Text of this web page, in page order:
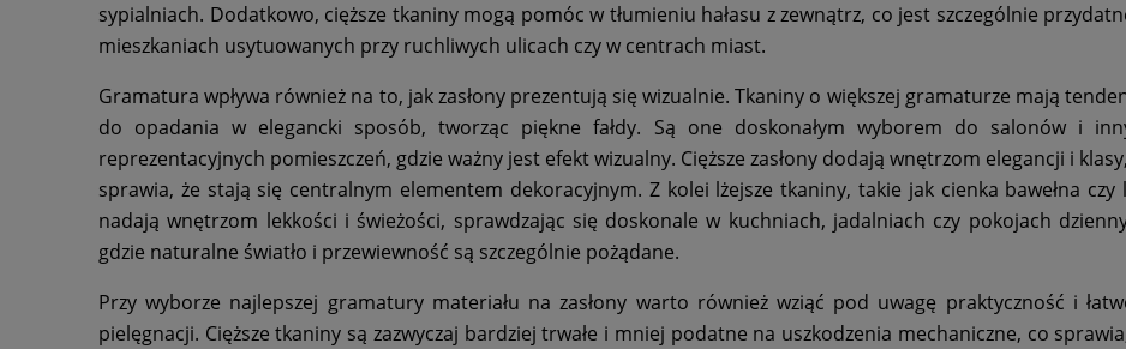
sypialniach. Dodatkowo, cięższe tkaniny mogą pomóc w tłumieniu hałasu z zewnątrz, co jest szczególnie
mieszkaniach usytuowanych przy ruchliwych ulicach czy w centrach miast.
Gramatura wpływa również na to, jak zasłony prezentują się wizualnie. Tkaniny o większej gramaturze mają
do opadania w elegancki sposób, tworząc piękne fałdy. Są one doskonałym wyborem do salonów i
reprezentacyjnych pomieszczeń, gdzie ważny jest efekt wizualny. Cięższe zasłony dodają wnętrzom elegancji i
sprawia, że stają się centralnym elementem dekoracyjnym. Z kolei lżejsze tkaniny, takie jak cienka bawełna czy
nadają wnętrzom lekkości i świeżości, sprawdzając się doskonale w kuchniach, jadalniach czy pokojach
gdzie naturalne światło i przewiewność są szczególnie pożądane.
Przy wyborze najlepszej gramatury materiału na zasłony warto również wziąć pod uwagę praktyczność i
pielęgnacji. Cięższe tkaniny są zazwyczaj bardziej trwałe i mniej podatne na uszkodzenia mechaniczne, co